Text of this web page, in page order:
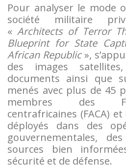
Pour analyser le mode
société militaire
«Architects of Terror
Blueprint for State
African Republic»,
des images
documents ainsi que
menés avec plus de 45
membres des
centrafricaines (FACA)
déployés dans des
gouvernementales,
sources bien
sécurité et de défense.